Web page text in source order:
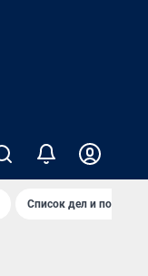
Список дел и покупок